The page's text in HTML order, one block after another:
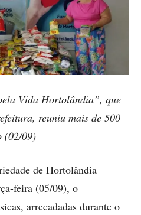
Vida Hortolândia”, que
reuniu mais de 500
(02/09)
de Hortolândia
feira (05/09), o
arrecadadas durante o